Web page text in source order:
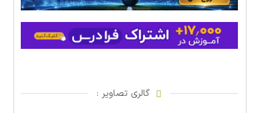
گالری تصاویر :